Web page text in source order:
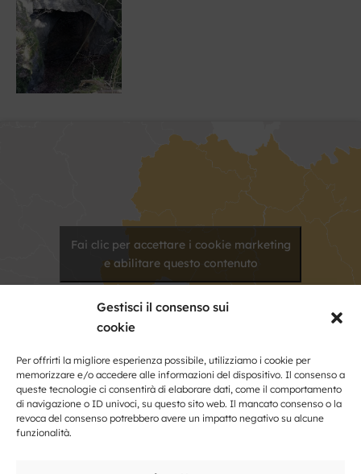
Gestisci il consenso sui
cookie
Per offrirti la migliore esperienza possibile, utilizziamo i cookie per
memorizzare e/o accedere alle informazioni del dispositivo. Il consenso a
queste tecnologie ci consentirà di elaborare dati, come il comportamento
di navigazione o ID univoci, su questo sito web. Il mancato consenso o la
revoca del consenso potrebbero avere un impatto negativo su alcune
funzionalità.
Fai clic per accettare i cookie marketing
e abilitare questo contenuto
Kontakt